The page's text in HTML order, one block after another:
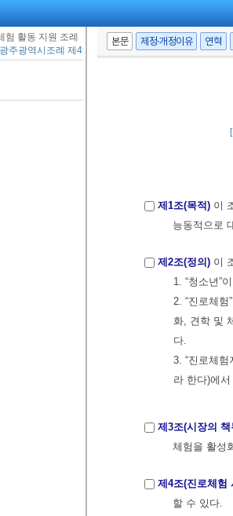
험 활동 지원 조례
주광역시조례 제4981호, 2017. 11. 15., 제정]
본문 제정·개정이유 연혁
제1조(목적) 이
능동적으로
제2조(정의) 이
1. “청소년”
2. “진로체험
화, 견학 및
다.
3. “진로체
라 한다)에
제3조(시장의 책
체험을 활성
제4조(진로체험
할 수 있다.